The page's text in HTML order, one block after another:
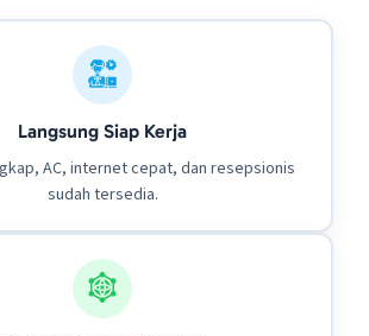
Langsung Siap Kerja
AC, internet cepat, dan resepsionis
sudah tersedia.